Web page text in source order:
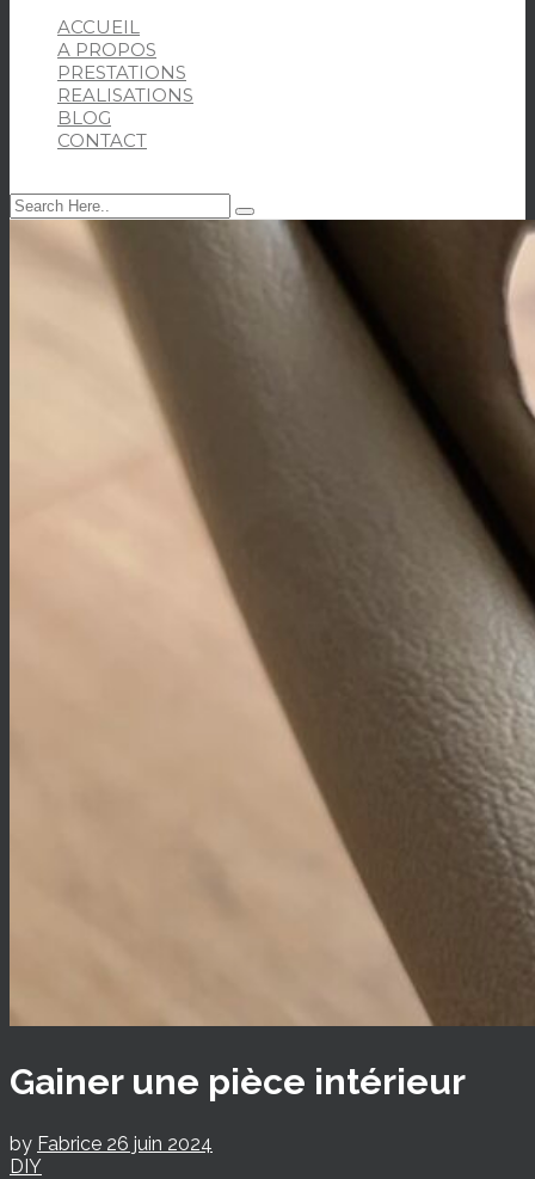
ACCUEIL
A PROPOS
PRESTATIONS
REALISATIONS
BLOG
CONTACT
Gainer une pièce intérieur
by Fabrice 26 juin 2024
DIY